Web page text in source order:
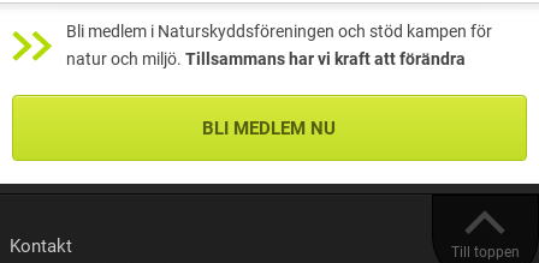
Bli medlem i Naturskyddsföreningen och stöd kampen för
natur och miljö. Tillsammans har vi kraft att förändra
BLI MEDLEM NU
Till toppen
Kontakt